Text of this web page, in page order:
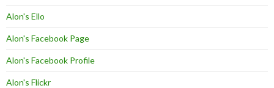
Alon's Ello
Alon's Facebook Page
Alon's Facebook Profile
Alon's Flickr